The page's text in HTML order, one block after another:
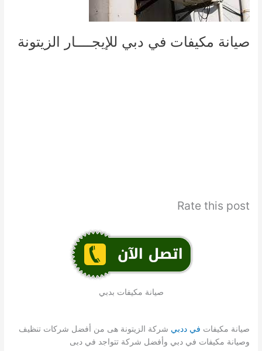
صيانة مكيفات في دبي للإيجــــار الزيتونة
Rate this post
صيانة مكيفات بدبي
صيانة مكيفات في ددبي شركة الزيتونة هى من أفضل شركات تنظيف
وصيانة مكيفات في دبي وأفضل شركة تتواجد في دبى